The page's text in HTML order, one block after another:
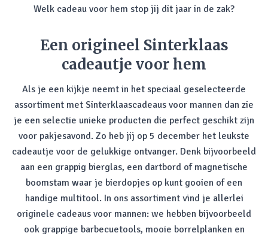
Welk cadeau voor hem stop jij dit jaar in de zak?
Een origineel Sinterklaas
cadeautje voor hem
Als je een kijkje neemt in het speciaal geselecteerde
assortiment met Sinterklaascadeaus voor mannen dan zie
je een selectie unieke producten die perfect geschikt zijn
voor pakjesavond. Zo heb jij op 5 december het leukste
cadeautje voor de gelukkige ontvanger. Denk bijvoorbeeld
aan een grappig bierglas, een dartbord of magnetische
boomstam waar je bierdopjes op kunt gooien of een
handige multitool. In ons assortiment vind je allerlei
originele cadeaus voor mannen: we hebben bijvoorbeeld
ook grappige barbecuetools, mooie borrelplanken en